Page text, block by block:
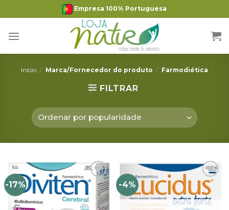
to
content
Empresa 100% Portuguesa
Início / Marca/Fornecedor do produto / Farmodiética
FILTRAR
-17%
Adicionar
Favoritos
-4%
Adicionar
Favoritos